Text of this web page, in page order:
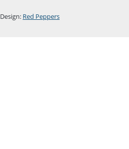
Design: Red Peppers